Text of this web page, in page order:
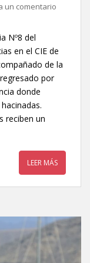
un comentario
Nº8 del
en el CIE de
de la
por
donde
reciben un
LEER MÁS